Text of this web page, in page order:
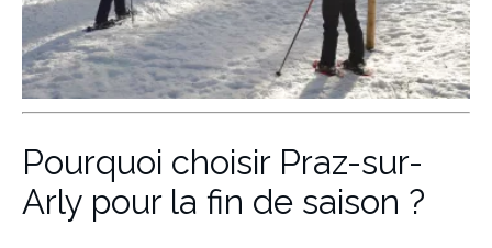
Pourquoi choisir Praz-sur-
Arly pour la fin de saison ?